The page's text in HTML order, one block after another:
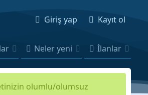
Giriş yap Kayıt ol
Neler yeni İlanlar
olumlu/olumsuz